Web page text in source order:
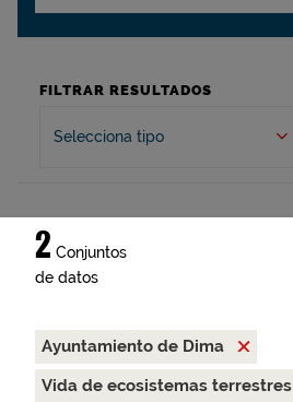
FILTRAR RESULTADOS
Selecciona tipo
2 Conjuntos
de datos
Ayuntamiento de Dima
Vida de ecosistemas terrestres